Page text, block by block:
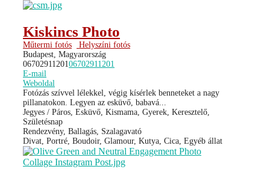
Kiskincs Photo
Műtermi fotós
Helyszíni fotós
Budapest, Magyarország
06702911201 06702911201
E-mail
Weboldal
Fotózás szívvel lélekkel, végig kísérlek benneteket a nagy
pillanatokon. Legyen az esküvő, babavá...
Jegyes / Páros, Esküvő, Kismama, Gyerek, Keresztelő,
Születésnap
Rendezvény, Ballagás, Szalagavató
Divat, Portré, Boudoir, Glamour, Kutya, Cica, Egyéb állat